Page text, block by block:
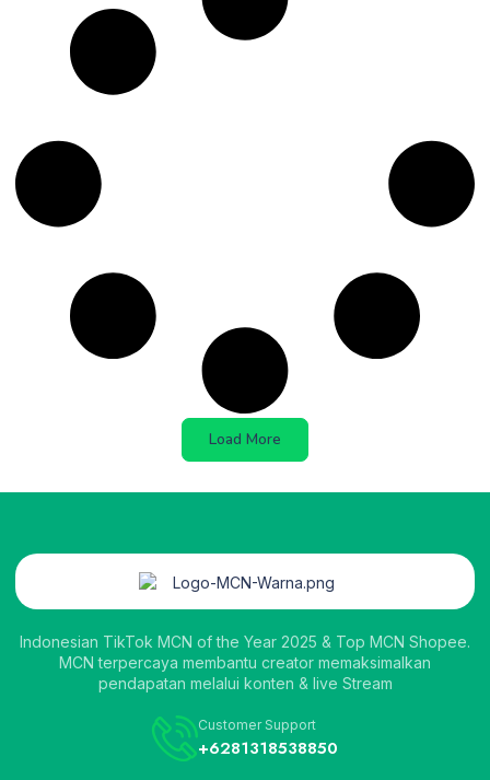
Load More
Indonesian TikTok MCN of the Year 2025 & Top MCN Shopee.
MCN terpercaya membantu creator memaksimalkan
pendapatan melalui konten & live Stream
Customer Support
+6281318538850